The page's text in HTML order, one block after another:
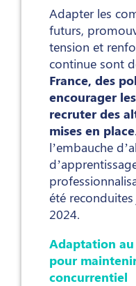
Adapter les
futurs,
tension et
continue sont
France, des
encourager
recruter des
mises en place
l’embauche
été
2024.
Adaptation au
pour
concurrentiel